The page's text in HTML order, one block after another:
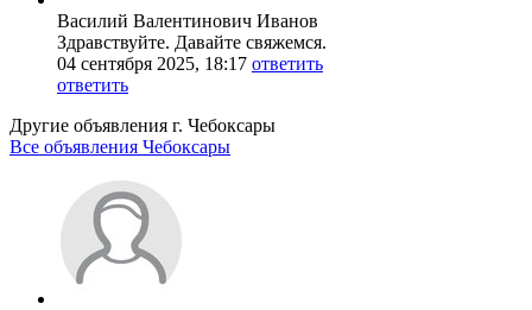
Василий Валентинович Иванов
Здравствуйте. Давайте свяжемся.
04 сентября 2025, 18:17 ответить
ответить
Другие объявления г. Чебоксары
Все объявления Чебоксары